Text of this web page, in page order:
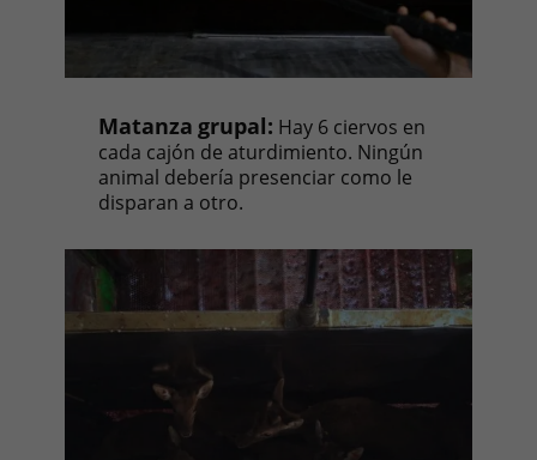
Matanza grupal: Hay 6 ciervos en
cada cajón de aturdimiento. Ningún
animal debería presenciar como le
disparan a otro.